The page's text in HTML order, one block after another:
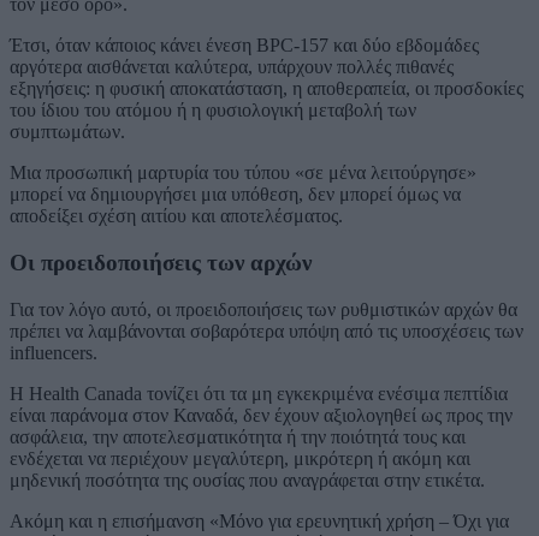
τον μέσο όρο».
Έτσι, όταν κάποιος κάνει ένεση BPC-157 και δύο εβδομάδες
αργότερα αισθάνεται καλύτερα, υπάρχουν πολλές πιθανές
εξηγήσεις: η φυσική αποκατάσταση, η αποθεραπεία, οι προσδοκίες
του ίδιου του ατόμου ή η φυσιολογική μεταβολή των
συμπτωμάτων.
Μια προσωπική μαρτυρία του τύπου «σε μένα λειτούργησε»
μπορεί να δημιουργήσει μια υπόθεση, δεν μπορεί όμως να
αποδείξει σχέση αιτίου και αποτελέσματος.
Οι προειδοποιήσεις των αρχών
Για τον λόγο αυτό, οι προειδοποιήσεις των ρυθμιστικών αρχών θα
πρέπει να λαμβάνονται σοβαρότερα υπόψη από τις υποσχέσεις των
influencers.
Η Health Canada τονίζει ότι τα μη εγκεκριμένα ενέσιμα πεπτίδια
είναι παράνομα στον Καναδά, δεν έχουν αξιολογηθεί ως προς την
ασφάλεια, την αποτελεσματικότητα ή την ποιότητά τους και
ενδέχεται να περιέχουν μεγαλύτερη, μικρότερη ή ακόμη και
μηδενική ποσότητα της ουσίας που αναγράφεται στην ετικέτα.
Ακόμη και η επισήμανση «Μόνο για ερευνητική χρήση – Όχι για